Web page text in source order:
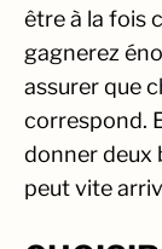
être à la fois
gagnerez
assurer que
correspond.
donner deux
peut vite